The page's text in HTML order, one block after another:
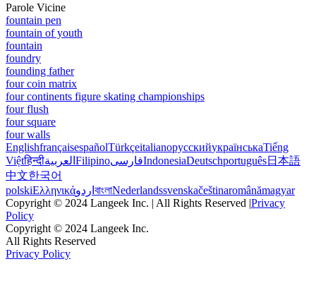
Parole Vicine
fountain pen
fountain of youth
fountain
foundry
founding father
four coin matrix
four continents figure skating championships
four flush
four square
four walls
EnglishfrançaisespañolTürkçeitalianoрусскийукраїнськаTiếng
Việtहिन्दीالعربية FilipinoفارسیIndonesiaDeutschportuguês日本語
中文한국어
polskiΕλληνικάاردو বাংলাNederlandssvenskačeštinaromânămagyar
Copyright © 2024 Langeek Inc. | All Rights Reserved |Privacy
Policy
Copyright © 2024 Langeek Inc.
All Rights Reserved
Privacy Policy